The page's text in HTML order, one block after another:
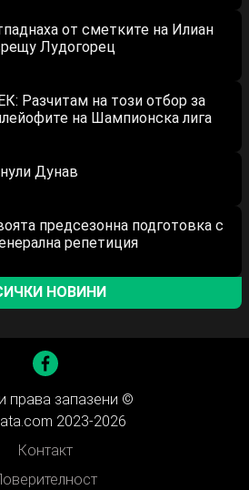
от сметките на Илиан
Лудогорец
Разчитам на този отбор за
на Шампионска лига
Дунав
предсезонна подготовка с
репетиция
НОВИНИ
права запазени ©
2023-2026
Контакт